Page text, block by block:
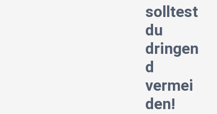
solltest
du
dringen
d
vermei
den!